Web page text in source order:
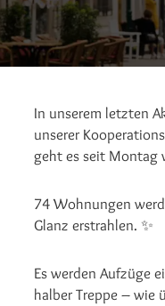
In unserem letzten
unserer
geht es seit
74 Wohnungen
Glanz erstrahlen. ✨
Es werden Aufzüge
halber Treppe – wie